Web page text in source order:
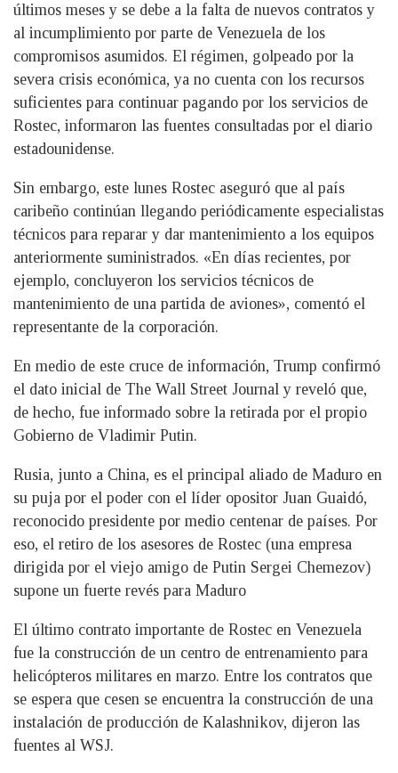
últimos meses y se debe a la falta de nuevos contratos y
al incumplimiento por parte de Venezuela de los
compromisos asumidos. El régimen, golpeado por la
severa crisis económica, ya no cuenta con los recursos
suficientes para continuar pagando por los servicios de
Rostec, informaron las fuentes consultadas por el diario
estadounidense.
Sin embargo, este lunes Rostec aseguró que al país
caribeño continúan llegando periódicamente especialistas
técnicos para reparar y dar mantenimiento a los equipos
anteriormente suministrados. «En días recientes, por
ejemplo, concluyeron los servicios técnicos de
mantenimiento de una partida de aviones», comentó el
representante de la corporación.
En medio de este cruce de información, Trump confirmó
el dato inicial de The Wall Street Journal y reveló que,
de hecho, fue informado sobre la retirada por el propio
Gobierno de Vladimir Putin.
Rusia, junto a China, es el principal aliado de Maduro en
su puja por el poder con el líder opositor Juan Guaidó,
reconocido presidente por medio centenar de países. Por
eso, el retiro de los asesores de Rostec (una empresa
dirigida por el viejo amigo de Putin Sergei Chemezov)
supone un fuerte revés para Maduro
El último contrato importante de Rostec en Venezuela
fue la construcción de un centro de entrenamiento para
helicópteros militares en marzo. Entre los contratos que
se espera que cesen se encuentra la construcción de una
instalación de producción de Kalashnikov, dijeron las
fuentes al WSJ.